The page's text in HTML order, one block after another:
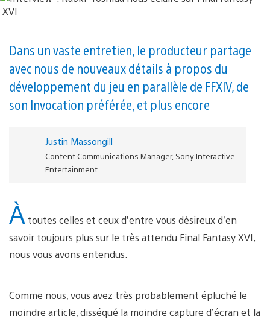
Dans un vaste entretien, le producteur partage
avec nous de nouveaux détails à propos du
développement du jeu en parallèle de FFXIV, de
son Invocation préférée, et plus encore
Justin Massongill
Content Communications Manager, Sony Interactive
Entertainment
À toutes celles et ceux d’entre vous désireux d’en
savoir toujours plus sur le très attendu Final Fantasy XVI,
nous vous avons entendus.
Comme nous, vous avez très probablement épluché le
moindre article, disséqué la moindre capture d’écran et la